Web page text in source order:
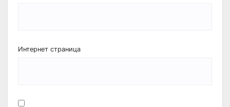
Интернет страница